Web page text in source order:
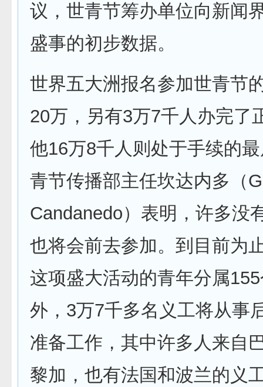
议，世青节筹办单位向新闻
盛事的初步数据。
世界五大洲报名参加世青节
20万，另有3万7千人办完了
他16万8千人则处于手续的
青节传播部主任坎达内多（
Candanedo）表明，许多没
也将会前去参加。到目前为
这项盛大活动的青年分属
外，3万7千多名义工将从事
准备工作，其中许多人来自
黎加，也有法国和波兰的义